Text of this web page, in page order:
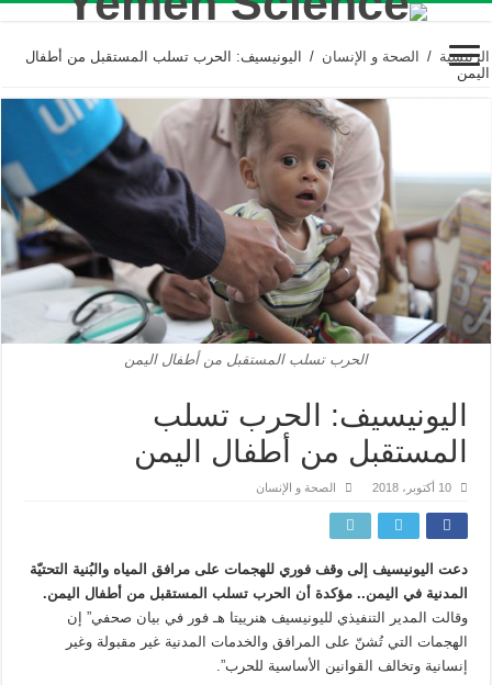
الرئيسية / الصحة و الإنسان /
اليونيسيف: الحرب تسلب المستقبل من أطفال
اليمن
الحرب تسلب المستقبل من أطفال اليمن
اليونيسيف: الحرب تسلب
المستقبل من أطفال اليمن
10 أكتوبر، 2018 الصحة و الإنسان
دعت اليونيسيف إلى وقف فوري للهجمات على مرافق المياه والبُنية التحتيّة
المدنية في اليمن.. مؤكدة أن الحرب تسلب المستقبل من أطفال اليمن.
وقالت المدير التنفيذي لليونيسيف هنرييتا هـ فور في بيان صحفي” إن
الهجمات التي تُشنّ على المرافق والخدمات المدنية غير مقبولة وغير
إنسانية وتخالف القوانين الأساسية للحرب”.